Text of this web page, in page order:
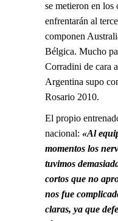
se metieron en los
enfrentarán al
componen
Bélgica. Mucho
Corradini de cara
Argentina supo
Rosario 2010.
El propio
nacional: «Al
momentos los
tuvimos
cortos que no
nos fue
claras, ya que